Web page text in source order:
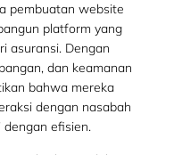
pembuatan website
platform yang
asuransi. Dengan
dan keamanan
bahwa mereka
dengan nasabah
efisien.